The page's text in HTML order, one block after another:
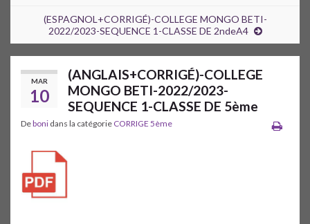
(ESPAGNOL+CORRIGÉ)-COLLEGE MONGO BETI-
2022/2023-SEQUENCE 1-CLASSE DE 2ndeA4
MAR
10
(ANGLAIS+CORRIGÉ)-COLLEGE
MONGO BETI-2022/2023-
SEQUENCE 1-CLASSE DE 5ème
Deboni dans la catégorie CORRIGE 5ème